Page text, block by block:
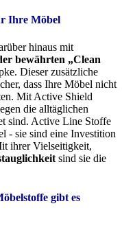
Ihre Möbel
hinaus mit
bewährten „Clean
Dieser zusätzliche
dass Ihre Möbel nicht
Mit Active Shield
die alltäglichen
sind. Active Line Stoffe
- sie sind eine Investition
ihrer Vielseitigkeit,
sind sie die
gibt es